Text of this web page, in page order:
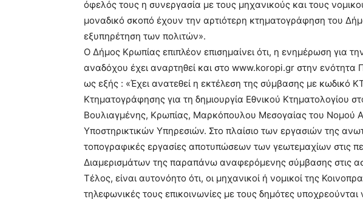
όφελός τους η συνεργασία με τους μηχανικούς και τους
μοναδικό σκοπό έχουν την αρτιότερη κτηματογράφηση του
εξυπηρέτηση των πολιτών».
Ο Δήμος Κρωπίας επιπλέον επισημαίνει ότι, η ενημέρωση για
αναδόχου έχει αναρτηθεί και στο www.koropi.gr στην ενότητα
ως εξής : «Έχει ανατεθεί η εκτέλεση της σύμβασης με κωδικό
Κτηματογράφησης για τη δημιουργία Εθνικού Κτηματολογίου
Βουλιαγμένης, Κρωπίας, Μαρκόπουλου Μεσογαίας του Νομού
Υποστηρικτικών Υπηρεσιών. Στο πλαίσιο των εργασιών της
τοπογραφικές εργασίες αποτυπώσεων των γεωτεμαχίων στις
Διαμερισμάτων της παραπάνω αναφερόμενης σύμβασης στις
Τέλος, είναι αυτονόητο ότι, οι μηχανικοί ή νομικοί της
τηλεφωνικές τους επικοινωνίες με τους δημότες